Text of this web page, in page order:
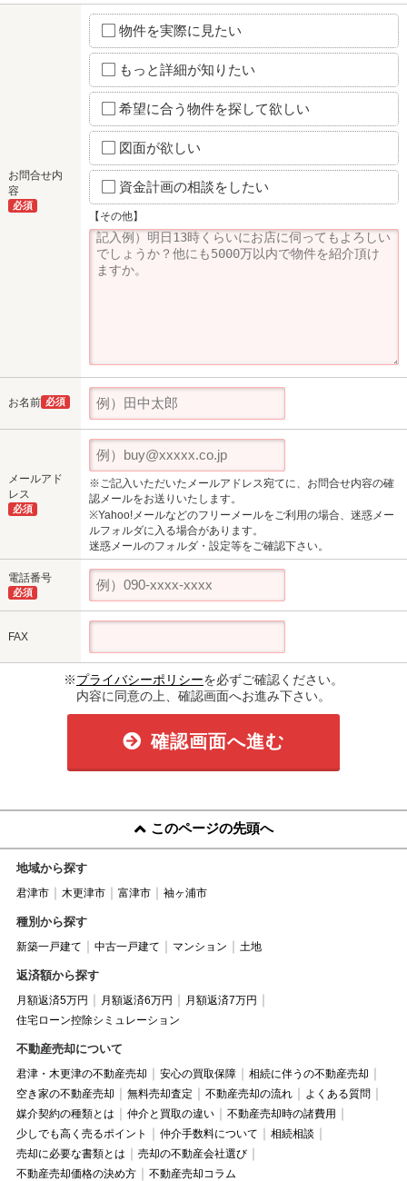
お問合せ内
容
必須
物件を実際に見たい
もっと詳細が知りたい
希望に合う物件を探して欲しい
図面が欲しい
資金計画の相談をしたい
【その他】
お名前 必須
メールアド
レス
必須
※ご記入いただいたメールアドレス宛てに、お問合せ内容の確
認メールをお送りいたします。
※Yahoo!メールなどのフリーメールをご利用の場合、迷惑メー
ルフォルダに入る場合があります。
迷惑メールのフォルダ・設定等をご確認下さい。
電話番号
必須
FAX
※プライバシーポリシーを必ずご確認ください。
内容に同意の上、確認画面へお進み下さい。
確認画面へ進む
このページの先頭へ
地域から探す
君津市 木更津市 富津市 袖ヶ浦市
種別から探す
新築一戸建て 中古一戸建て マンション 土地
返済額から探す
月額返済5万円 月額返済6万円
月額返済7万円
住宅ローン控除シミュレーション
不動産売却について
君津・木更津の不動産売却 安心の買取保障
相続に伴うの不動産売却
空き家の不動産売却
無料売却査定 不動産売却の流れ
よくある質問
媒介契約の種類とは
仲介と買取の違い
不動産売却時の諸費用
少しでも高く売るポイント
仲介手数料について
相続相談
売却に必要な書類とは
売却の不動産会社選び
不動産売却価格の決め方
不動産売却コラム